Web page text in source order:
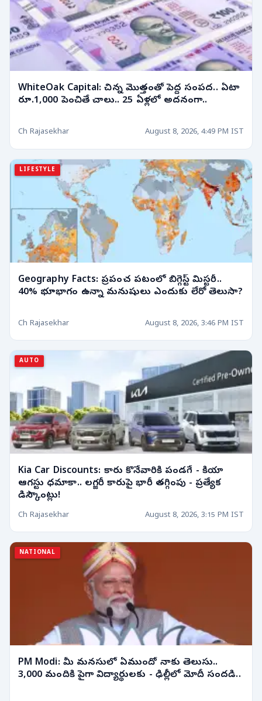
WhiteOak Capital: చిన్న మొత్తంతో పెద్ద సంపద.. ఏటా
రూ.1,000 పెంచితే చాలు.. 25 ఏళ్లలో అదనంగా..
Ch Rajasekhar August 8, 2026, 4:49 PM IST
LIFESTYLE
Geography Facts: ప్రపంచ పటంలో బిగ్గెస్ట్ మిస్టరీ..
40% భూభాగం ఉన్నా మనుషులు ఎందుకు లేరో తెలుసా?
Ch Rajasekhar August 8, 2026, 3:46 PM IST
AUTO
Kia Car Discounts: కారు కొనేవారికి పండగే - కియా
ఆగస్టు ధమాకా.. లగ్జరీ కారుపై భారీ తగ్గింపు - ప్రత్యేక
డిస్కౌంట్లు!
Ch Rajasekhar August 8, 2026, 3:15 PM IST
NATIONAL
PM Modi: మీ మనసులో ఏముందో నాకు తెలుసు..
3,000 మందికి పైగా విద్యార్థులకు - ఢిల్లీలో మోదీ సందడి..